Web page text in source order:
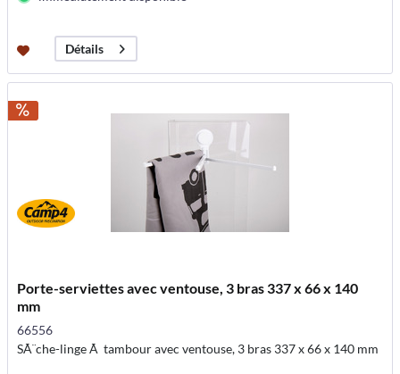
Détails
Porte-serviettes avec ventouse, 3 bras 337 x 66 x 140
mm
66556
SÃ¨che-linge Ã tambour avec ventouse, 3 bras 337 x 66 x 140 mm